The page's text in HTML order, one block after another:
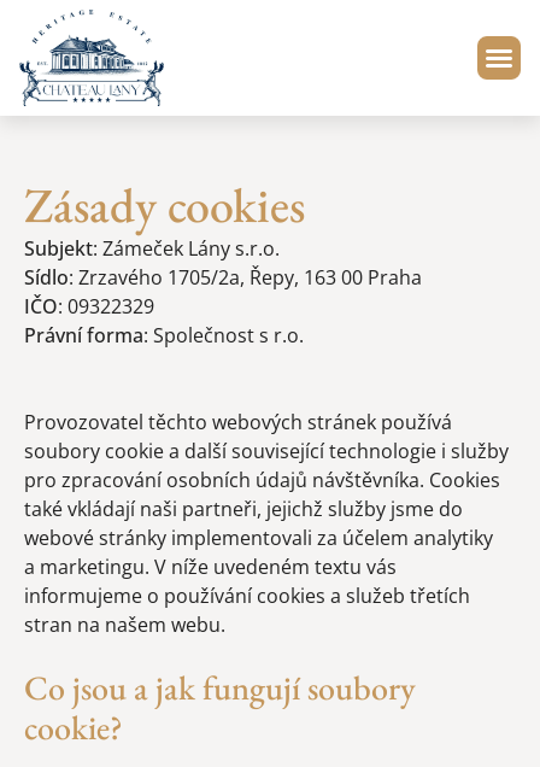
Zásady cookies
Subjekt: Zámeček Lány s.r.o.
Sídlo: Zrzavého 1705/2a, Řepy, 163 00 Praha
IČO: 09322329
Právní forma: Společnost s r.o.
Provozovatel těchto webových stránek používá
soubory cookie a další související technologie i služby
pro zpracování osobních údajů návštěvníka. Cookies
také vkládají naši partneři, jejichž služby jsme do
webové stránky implementovali za účelem analytiky
a marketingu. V níže uvedeném textu vás
informujeme o používání cookies a služeb třetích
stran na našem webu.
Co jsou a jak fungují soubory
cookie?